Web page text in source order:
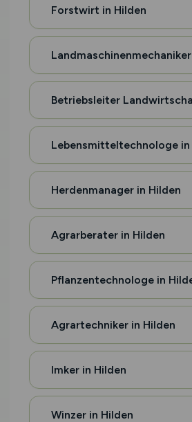
Forstwirt in Hilden
Betriebsleiter
Lebensmitteltechnologe in
Herdenmanager in Hilden
Agrarberater in Hilden
Pflanzentechnologe in
Agrartechniker in Hilden
Imker in Hilden
Winzer in Hilden